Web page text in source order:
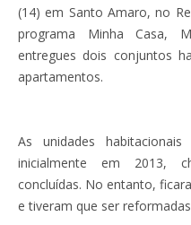
(14) em Santo Amaro, no
programa Minha Casa,
entregues dois conjuntos
apartamentos.
As unidades
inicialmente em 2013,
concluídas. No entanto,
e tiveram que ser